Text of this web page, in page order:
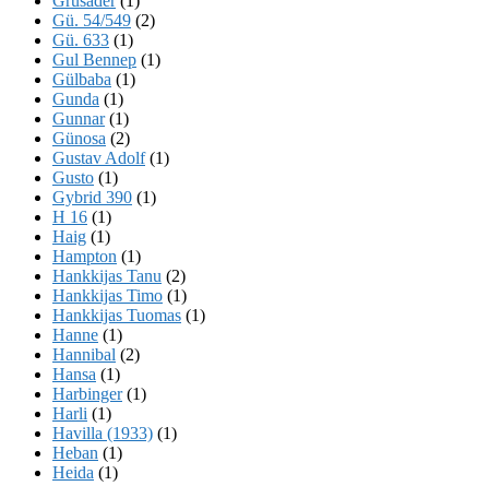
Gü. 54/549 (2)
Gü. 633 (1)
Gul Bennep (1)
Gülbaba (1)
Gunda (1)
Gunnar(1)
Günosa (2)
Gustav Adolf(1)
Gusto (1)
Gybrid 390 (1)
H 16 (1)
Haig (1)
Hampton (1)
Hankkijas Tanu (2)
Hankkijas Timo (1)
Hankkijas Tuomas (1)
Hanne (1)
Hannibal (2)
Hansa (1)
Harbinger(1)
Harli (1)
Havilla (1933) (1)
Heban (1)
Heida (1)